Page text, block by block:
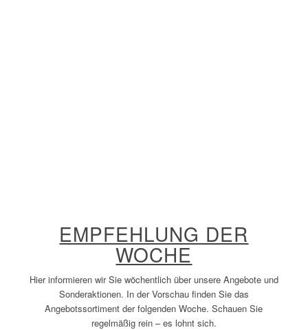
EMPFEHLUNG DER
WOCHE
Hier informieren wir Sie wöchentlich über unsere Angebote und
Sonderaktionen. In der Vorschau finden Sie das
Angebotssortiment der folgenden Woche. Schauen Sie
regelmäßig rein – es lohnt sich.